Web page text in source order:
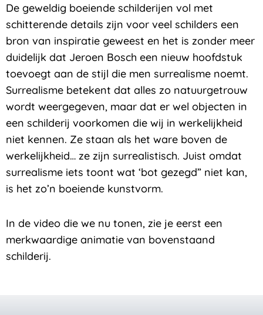
De geweldig boeiende schilderijen vol met
schitterende details zijn voor veel schilders een
bron van inspiratie geweest en het is zonder meer
duidelijk dat Jeroen Bosch een nieuw hoofdstuk
toevoegt aan de stijl die men surrealisme noemt.
Surrealisme betekent dat alles zo natuurgetrouw
wordt weergegeven, maar dat er wel objecten in
een schilderij voorkomen die wij in werkelijkheid
niet kennen. Ze staan als het ware boven de
werkelijkheid… ze zijn surrealistisch. Juist omdat
surrealisme iets toont wat ‘bot gezegd” niet kan,
is het zo’n boeiende kunstvorm.
In de video die we nu tonen, zie je eerst een
merkwaardige animatie van bovenstaand
schilderij.